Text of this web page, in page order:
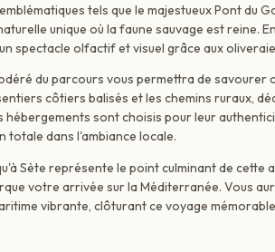
tels que le majestueux Pont du
unique où la faune sauvage est reine.
spectacle olfactif et visuel grâce aux
du parcours vous permettra de
côtiers balisés et les chemins ruraux,
hébergements sont choisis pour leur
totale dans l'ambiance locale.
Sète représente le point culminant de cette
votre arrivée sur la Méditerranée. Vous
vibrante, clôturant ce voyage